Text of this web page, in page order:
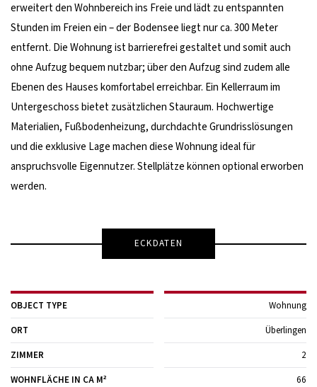
erweitert den Wohnbereich ins Freie und lädt zu entspannten
Stunden im Freien ein – der Bodensee liegt nur ca. 300 Meter
entfernt. Die Wohnung ist barrierefrei gestaltet und somit auch
ohne Aufzug bequem nutzbar; über den Aufzug sind zudem alle
Ebenen des Hauses komfortabel erreichbar. Ein Kellerraum im
Untergeschoss bietet zusätzlichen Stauraum. Hochwertige
Materialien, Fußbodenheizung, durchdachte Grundrisslösungen
und die exklusive Lage machen diese Wohnung ideal für
anspruchsvolle Eigennutzer. Stellplätze können optional erworben
werden.
ECKDATEN
OBJECT TYPE Wohnung
ORT Überlingen
ZIMMER 2
WOHNFLÄCHE IN CA M² 66